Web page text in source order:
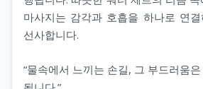
마사지는 감각과 호흡을 하나로 연
선사합니다.
“물속에서 느끼는 손길, 그 부드러움